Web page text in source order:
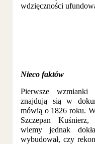
wdzięczności
Nieco faktów
Pierwsze
znajdują sią w
mówią o 1826 roku.
Szczepan
wiemy jednak
wybudował, czy